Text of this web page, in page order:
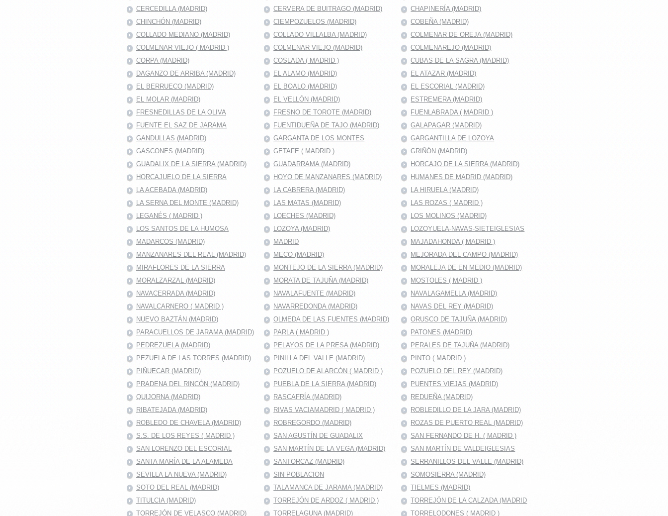
CERCEDILLA (MADRID)
CERVERA DE BUITRAGO (MADRID)
CHAPINERÍA (MADRID)
CHINCHÓN (MADRID)
CIEMPOZUELOS (MADRID)
COBEÑA (MADRID)
COLLADO MEDIANO (MADRID)
COLLADO VILLALBA (MADRID)
COLMENAR DE OREJA (MADRID)
COLMENAR VIEJO ( MADRID )
COLMENAR VIEJO (MADRID)
COLMENAREJO (MADRID)
CORPA (MADRID)
COSLADA ( MADRID )
CUBAS DE LA SAGRA (MADRID)
DAGANZO DE ARRIBA (MADRID)
EL ALAMO (MADRID)
EL ATAZAR (MADRID)
EL BERRUECO (MADRID)
EL BOALO (MADRID)
EL ESCORIAL (MADRID)
EL MOLAR (MADRID)
EL VELLÓN (MADRID)
ESTREMERA (MADRID)
FRESNEDILLAS DE LA OLIVA
FRESNO DE TOROTE (MADRID)
FUENLABRADA ( MADRID )
FUENTE EL SAZ DE JARAMA
FUENTIDUEÑA DE TAJO (MADRID)
GALAPAGAR (MADRID)
GANDULLAS (MADRID)
GARGANTA DE LOS MONTES
GARGANTILLA DE LOZOYA
GASCONES (MADRID)
GETAFE ( MADRID )
GRIÑÓN (MADRID)
GUADALIX DE LA SIERRA (MADRID)
GUADARRAMA (MADRID)
HORCAJO DE LA SIERRA (MADRID)
HORCAJUELO DE LA SIERRA
HOYO DE MANZANARES (MADRID)
HUMANES DE MADRID (MADRID)
LA ACEBADA (MADRID)
LA CABRERA (MADRID)
LA HIRUELA (MADRID)
LA SERNA DEL MONTE (MADRID)
LAS MATAS (MADRID)
LAS ROZAS ( MADRID )
LEGANÉS ( MADRID )
LOECHES (MADRID)
LOS MOLINOS (MADRID)
LOS SANTOS DE LA HUMOSA
LOZOYA (MADRID)
LOZOYUELA-NAVAS-SIETEIGLESIAS
MADARCOS (MADRID)
MADRID
MAJADAHONDA ( MADRID )
MANZANARES DEL REAL (MADRID)
MECO (MADRID)
MEJORADA DEL CAMPO (MADRID)
MIRAFLORES DE LA SIERRA
MONTEJO DE LA SIERRA (MADRID)
MORALEJA DE EN MEDIO (MADRID)
MORALZARZAL (MADRID)
MORATA DE TAJUÑA (MADRID)
MOSTOLES ( MADRID )
NAVACERRADA (MADRID)
NAVALAFUENTE (MADRID)
NAVALAGAMELLA (MADRID)
NAVALCARNERO ( MADRID )
NAVARREDONDA (MADRID)
NAVAS DEL REY (MADRID)
NUEVO BAZTÁN (MADRID)
OLMEDA DE LAS FUENTES (MADRID)
ORUSCO DE TAJUÑA (MADRID)
PARACUELLOS DE JARAMA (MADRID)
PARLA ( MADRID )
PATONES (MADRID)
PEDREZUELA (MADRID)
PELAYOS DE LA PRESA (MADRID)
PERALES DE TAJUÑA (MADRID)
PEZUELA DE LAS TORRES (MADRID)
PINILLA DEL VALLE (MADRID)
PINTO ( MADRID )
PIÑUECAR (MADRID)
POZUELO DE ALARCÓN ( MADRID )
POZUELO DEL REY (MADRID)
PRADENA DEL RINCÓN (MADRID)
PUEBLA DE LA SIERRA (MADRID)
PUENTES VIEJAS (MADRID)
QUIJORNA (MADRID)
RASCAFRÍA (MADRID)
REDUEÑA (MADRID)
RIBATEJADA (MADRID)
RIVAS VACIAMADRID ( MADRID )
ROBLEDILLO DE LA JARA (MADRID)
ROBLEDO DE CHAVELA (MADRID)
ROBREGORDO (MADRID)
ROZAS DE PUERTO REAL (MADRID)
S.S. DE LOS REYES ( MADRID )
SAN AGUSTÍN DE GUADALIX
SAN FERNANDO DE H. ( MADRID )
SAN LORENZO DEL ESCORIAL
SAN MARTÍN DE LA VEGA (MADRID)
SAN MARTÍN DE VALDEIGLESIAS
SANTA MARÍA DE LA ALAMEDA
SANTORCAZ (MADRID)
SERRANILLOS DEL VALLE (MADRID)
SEVILLA LA NUEVA (MADRID)
SIN POBLACION
SOMOSIERRA (MADRID)
SOTO DEL REAL (MADRID)
TALAMANCA DE JARAMA (MADRID)
TIELMES (MADRID)
TITULCIA (MADRID)
TORREJÓN DE ARDOZ ( MADRID )
TORREJÓN DE LA CALZADA (MADRID
TORREJÓN DE VELASCO (MADRID)
TORRELAGUNA (MADRID) TORRELODONES ( MADRID )